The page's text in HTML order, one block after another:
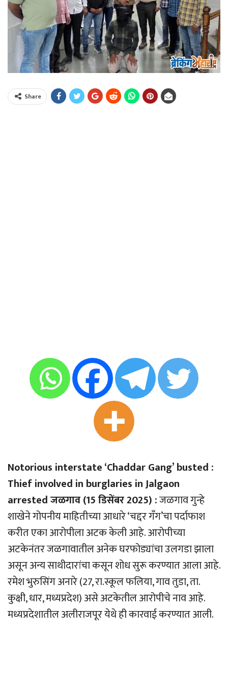
Share
Notorious interstate ‘Chaddar Gang’ busted :
Thief involved in burglaries in Jalgaon
arrested जळगाव (15 डिसेंबर 2025) :जळगाव गुन्हे
शाखेने गोपनीय माहितीच्या आधारे ‘चद्दर गँग’चा पर्दाफाश
करीत एका आरोपीला अटक केली आहे. आरोपीच्या
अटकेनंतर जळगावातील अनेक घरफोड्यांचा उलगडा झाला
असून अन्य साथीदारांचा कसून शोध सुरू करण्यात आला आहे.
रमेश भुरुसिंग अनारे (27, रा.स्कूल फलिया, गाव तुडा, ता.
कुक्षी, धार, मध्यप्रदेश) असे अटकेतील आरोपीचे नाव आहे.
मध्यप्रदेशातील अलीराजपूर येथे ही कारवाई करण्यात आली.